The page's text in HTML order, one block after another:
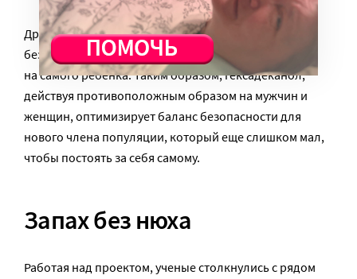
Другое дело – отец. Его агрессия снижает
безопасность, так как она может быть направлена и
на самого ребенка. Таким образом, гексадеканол,
действуя противоположным образом на мужчин и
женщин, оптимизирует баланс безопасности для
нового члена популяции, который еще слишком мал,
чтобы постоять за себя самому.
Запах без нюха
Работая над проектом, ученые столкнулись с рядом